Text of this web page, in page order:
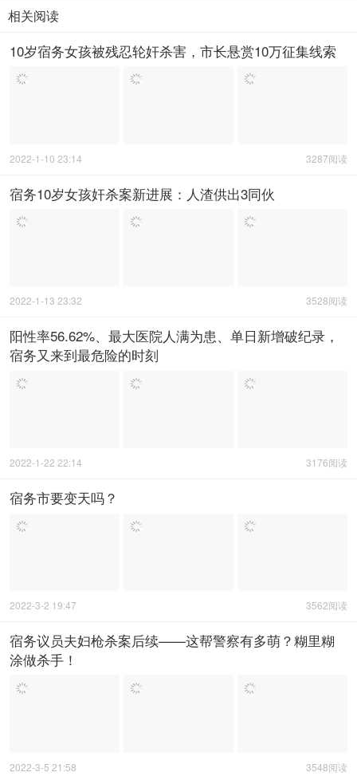
相关阅读
10岁宿务女孩被残忍轮奸杀害，市长悬赏10万征集线索
3287阅读
2022-1-10 23:14
宿务10岁女孩奸杀案新进展：人渣供出3同伙
3528阅读
2022-1-13 23:32
阳性率56.62%、最大医院人满为患、单日新增破纪录，
宿务又来到最危险的时刻
3176阅读
2022-1-22 22:14
宿务市要变天吗？
3562阅读
2022-3-2 19:47
宿务议员夫妇枪杀案后续——这帮警察有多萌？糊里糊
涂做杀手！
3548阅读
2022-3-5 21:58